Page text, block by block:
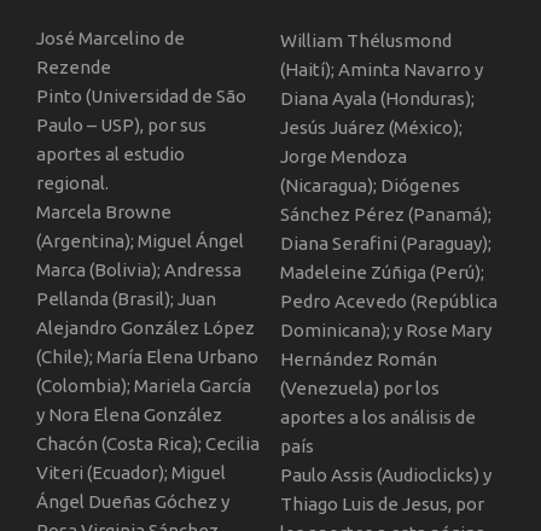
José Marcelino de
Rezende
Pinto (Universidad de São
Paulo – USP), por sus
aportes al estudio
regional.
Marcela Browne
(Argentina); Miguel Ángel
Marca (Bolivia); Andressa
Pellanda (Brasil); Juan
Alejandro González López
(Chile); María Elena Urbano
(Colombia); Mariela García
y Nora Elena González
Chacón (Costa Rica); Cecilia
Viteri (Ecuador); Miguel
Ángel Dueñas Góchez y
William Thélusmond
(Haití); Aminta Navarro y
Diana Ayala (Honduras);
Jesús Juárez (México);
Jorge Mendoza
(Nicaragua); Diógenes
Sánchez Pérez (Panamá);
Diana Serafini (Paraguay);
Madeleine Zúñiga (Perú);
Pedro Acevedo (República
Dominicana); y Rose Mary
Hernández Román
(Venezuela) por los
aportes a los análisis de
país
Paulo Assis (Audioclicks) y
Thiago Luis de Jesus, por